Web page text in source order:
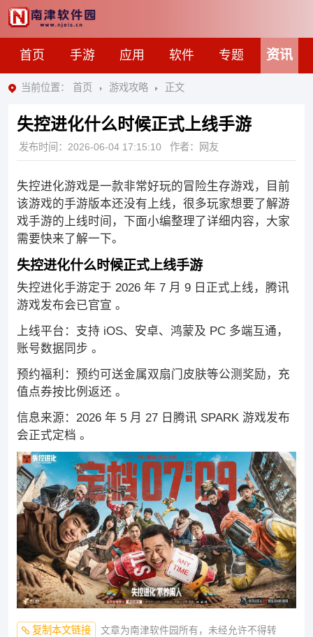
首页 手游 应用 软件 专题 资讯
当前位置： 首页 游戏攻略 正文
失控进化什么时候正式上线手游
发布时间： 2026-06-04 17:15:10 作者：网友
失控进化游戏是一款非常好玩的冒险生存游戏，目前
该游戏的手游版本还没有上线，很多玩家想要了解游
戏手游的上线时间，下面小编整理了详细内容，大家
需要快来了解一下。
失控进化什么时候正式上线手游
失控进化手游定于 2026 年 7 月 9 日正式上线‌，腾讯
游戏发布会已官宣 。‌‌‌‌
上线平台‌：支持 iOS、安卓、鸿蒙及 PC 多端互通，
账号数据同步 。
预约福利‌：预约可送金属双扇门皮肤等公测奖励，充
值点券按比例返还 。
信息来源‌：2026 年 5 月 27 日腾讯 SPARK 游戏发布
会正式定档 。‌‌‌
复制本文链接
文章为南津软件园所有，未经允许不得转